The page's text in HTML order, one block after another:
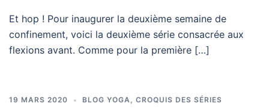
Et hop ! Pour inaugurer la deuxième semaine de
confinement, voici la deuxième série consacrée aux
flexions avant. Comme pour la première […]
19 MARS 2020 BLOG YOGA, CROQUIS DES SÉRIES